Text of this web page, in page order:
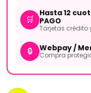
🛒
Hasta 12
PAGO
Tarjetas crédito
🔒 Webpay /
Compra